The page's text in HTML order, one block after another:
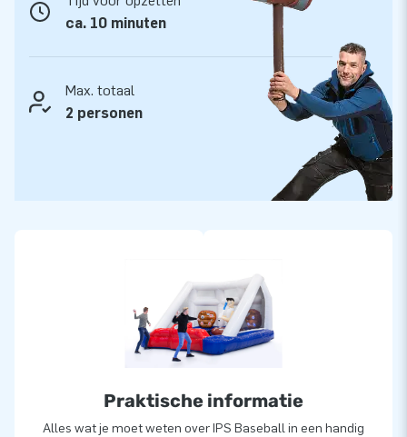
Aanbieding!
IPS Baseball bieden we als set aan, van €4994,- voor
slechts
€4744,-! (€250,- korting)
ca. 10 minuten
Max. totaal
2 personen
Praktische informatie
Alles wat je moet weten over IPS Baseball in een handig